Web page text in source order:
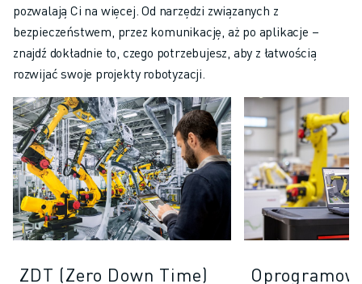
pozwalają Ci na więcej. Od narzędzi związanych z
bezpieczeństwem, przez komunikację, aż po aplikacje –
znajdź dokładnie to, czego potrzebujesz, aby z łatwością
rozwijać swoje projekty robotyzacji.
ZDT (Zero Down Time)